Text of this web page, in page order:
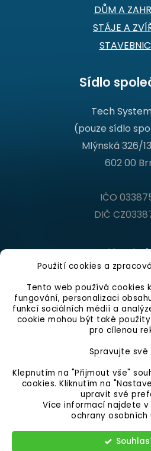
Použití cookies a
Tento web používá cookies
fungování, personalizaci
funkcí sociálních médií a
cookie mohou být také
pro cílenou
Spravujte své
Klepnutím na "Přijmout vše"
cookies. Kliknutím na
upravit své
Více informací najdete v
ochrany osobních
DŮM A
STÁJE A
Sídlo
Tech
(pouze sídlo
Mlýnská 326/
602 00
IČO
DIČ
Infolinka
Po - Pá 9:00 -
+420 546
Vytvořil